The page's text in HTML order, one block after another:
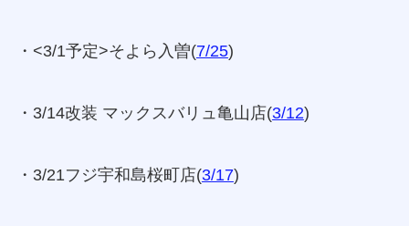
・<3/1予定>そよら入曽(7/25)
・3/14改装 マックスバリュ亀山店(3/12)
・3/21フジ宇和島桜町店(3/17)